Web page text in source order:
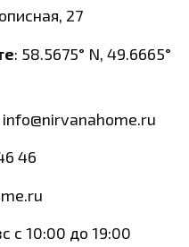
27
: 58.5675° N, 49.6665°
info@nirvanahome.ru
46
с 10:00 до 19:00